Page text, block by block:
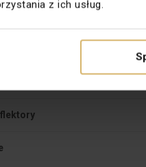
z ich usług.